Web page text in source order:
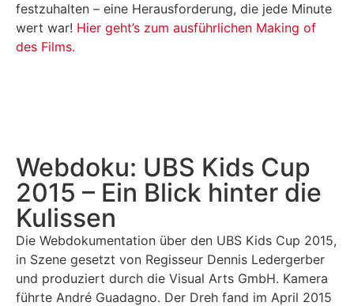
festzuhalten – eine Herausforderung, die jede Minute
wert war! Hier geht’s zum ausführlichen Making of
des Films.
Webdoku: UBS Kids Cup
2015 – Ein Blick hinter die
Kulissen
Die Webdokumentation über den UBS Kids Cup 2015,
in Szene gesetzt von Regisseur Dennis Ledergerber
und produziert durch die Visual Arts GmbH. Kamera
führte André Guadagno. Der Dreh fand im April 2015